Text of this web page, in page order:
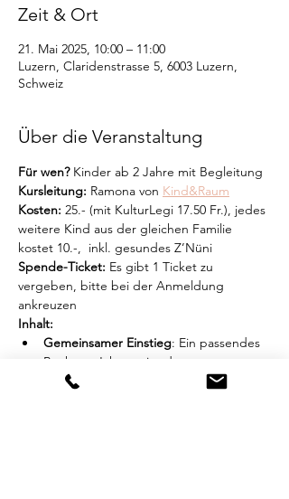
Zeit & Ort
21. Mai 2025, 10:00 – 11:00
Luzern, Claridenstrasse 5, 6003 Luzern,
Schweiz
Über die Veranstaltung
Für wen? Kinder ab 2 Jahre mit Begleitung
Kursleitung: Ramona von Kind&Raum
Kosten: 25.- (mit KulturLegi 17.50 Fr.), jedes
weitere Kind aus der gleichen Familie
kostet 10.-,  inkl. gesundes Z’Nüni
Spende-Ticket: Es gibt 1 Ticket zu
vergeben, bitte bei der Anmeldung
ankreuzen
Inhalt:
Gemeinsamer Einstieg: Ein passendes
Buch zur Jahreszeit oder zu
besonderen Anlässen